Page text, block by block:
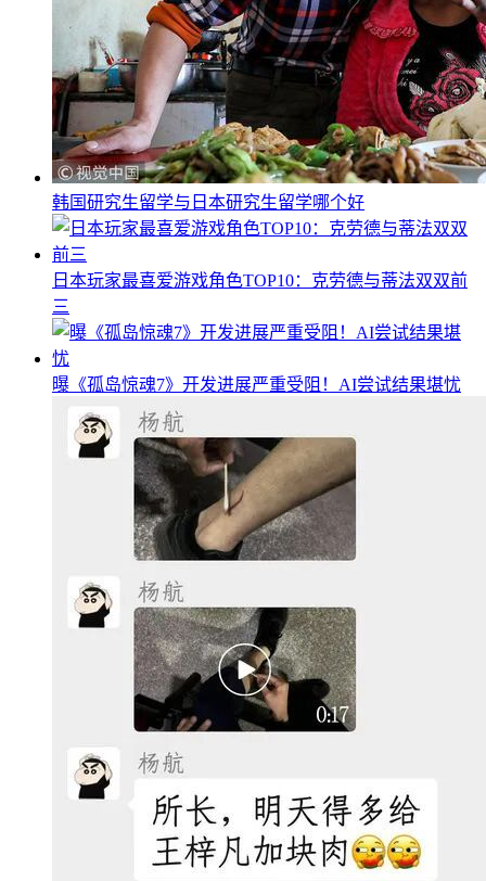
韩国研究生留学与日本研究生留学哪个好
日本玩家最喜爱游戏角色TOP10：克劳德与蒂法双双前
三
曝《孤岛惊魂7》开发进展严重受阻！AI尝试结果堪忧